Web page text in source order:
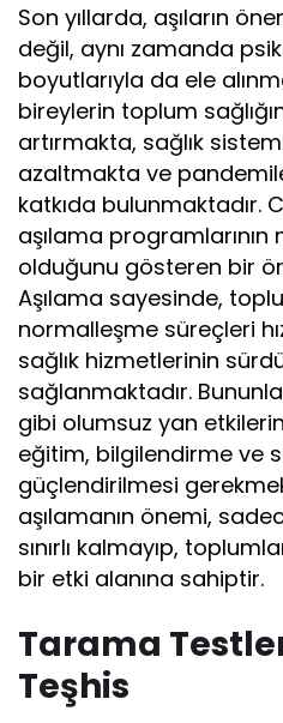
Son yıllarda, aşıların
değil, aynı zamanda
boyutlarıyla da ele
bireylerin toplum
artırmakta, sağlık
azaltmakta ve
katkıda bulunmaktadır.
aşılama
olduğunu gösteren bir
Aşılama sayesinde,
normalleşme süreçleri
sağlık hizmetlerinin
sağlanmaktadır. Bununla
gibi olumsuz yan
eğitim, bilgilendirme ve
güçlendirilmesi
aşılamanın önemi,
sınırlı kalmayıp,
bir etki alanına sahiptir.
Tarama
Teşhis